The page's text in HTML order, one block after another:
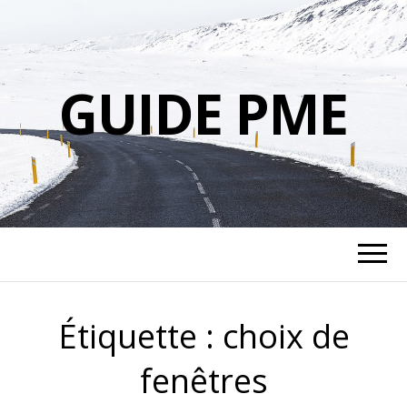
GUIDE PME
Étiquette : choix de
fenêtres